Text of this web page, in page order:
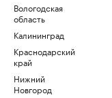
Вологодская
область
Калининград
Краснодарский
край
Нижний
Новгород